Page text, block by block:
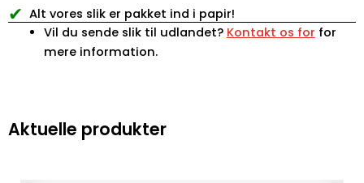
✔ Alt vores slik er pakket ind i papir!
Vil du sende slik til udlandet? Kontakt os for for
mere information.
Aktuelle produkter